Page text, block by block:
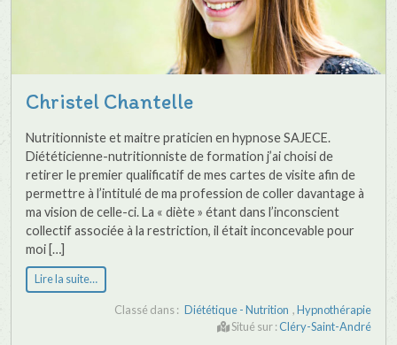
Christel Chantelle
Nutritionniste et maitre praticien en hypnose SAJECE.
Diététicienne-nutritionniste de formation j’ai choisi de
retirer le premier qualificatif de mes cartes de visite afin de
permettre à l’intitulé de ma profession de coller davantage à
ma vision de celle-ci. La « diète » étant dans l’inconscient
collectif associée à la restriction, il était inconcevable pour
moi […]
Lire la suite…
Classé dans : Diététique - Nutrition ,Hypnothérapie
Situé sur :Cléry-Saint-André